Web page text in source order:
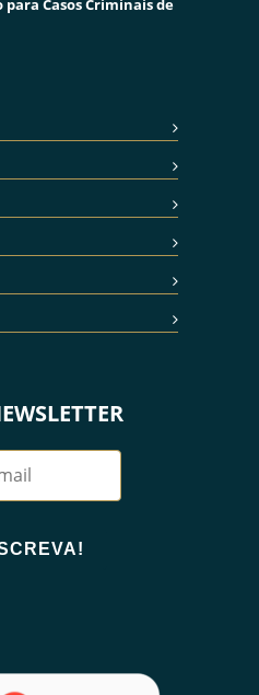
para Casos Criminais de